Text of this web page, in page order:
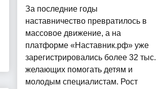
За последние годы
наставничество превратилось в
массовое движение, а на
платформе «Наставник.рф» уже
зарегистрировались более 32 тыс.
желающих помогать детям и
молодым специалистам. Рост